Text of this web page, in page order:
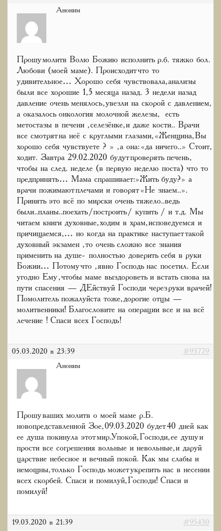
Аноним
Прошу молитв Волю Божию исполнить р.б. тяжко бол.
Любови (моей маме). Происходит что то
удивительное… Хорошо себя чувствовала, анализы
были все хорошие 1,5 месяца назад. 3 недели назад
давление очень менялось, увезли на скорой с давлением,
а оказалось онкология молочной железы, есть
метостазы в печени , селезёнке, и даже кости.. Врачи
все смотрят на неё с круглыми глазами, «Женщина, Вы
хорошо себя чувствуете ? » , а она: «да ничего..» Стоит,
ходит. Завтра 29.02.2020 будут проверять печень,
чтобы на след. неделе (в первую неделю поста) что то
предпринять… Мама спрашивает:»Жить буду?» а
врачи пожимают плечами и говорят «Не знаем..».
Принять это всё по мирски очень тяжело..ведь
были..планы..поехать/построить/ купить / и т.д. Мы
читаем книги духовные, ходим в храм, исповедуемся и
причищаемся,… но когда на практике наступает такой
духовный экзамен , то очень сложно все знания
применить на душе- полностью доверить себя в руки
Божии… Потому что , явно Господь нас посетил. Если
угодно Ему , чтобы маме выздороветь и встать снова на
пути спасения — ДЕйствуй Господи через руки врачей!
Помолитель пожалуйста тоже, дорогие отцы —
молитвенники! Благословите на операции все и на всё
лечение ! Спаси всех Господь!
05.03.2020 в 23:39 #93779
Аноним
Прошу ваших молитв о моей маме р.Б.
новопредставленной Зое, 09.03.2020 будет 40 дней как
ее душа покинула этот мир.Упокой, Господи, ее душу и
прости все согрешения вольные и невольные, и даруй
царствие небесное и вечный покой. Как мы слабы и
немощны, только Господь может укрепить нас в несении
всех скорбей. Спаси и помилуй, Господи! Спаси и
помилуй!
19.03.2020 в 21:39 #95430